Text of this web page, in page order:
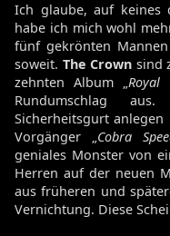
Ich glaube, auf keines
habe ich mich wohl
fünf gekrönten
soweit. The Crown sind
zehnten Album „Royal
Rundumschlag
Sicherheitsgurt
Vorgänger „Cobra
geniales Monster von
Herren auf der neuen
aus früheren und
Vernichtung. Diese